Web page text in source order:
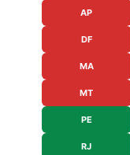
AP
DF
MA
MT
PE
RJ